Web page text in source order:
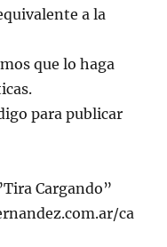
a la
que lo haga
para publicar
Cargando”
ca